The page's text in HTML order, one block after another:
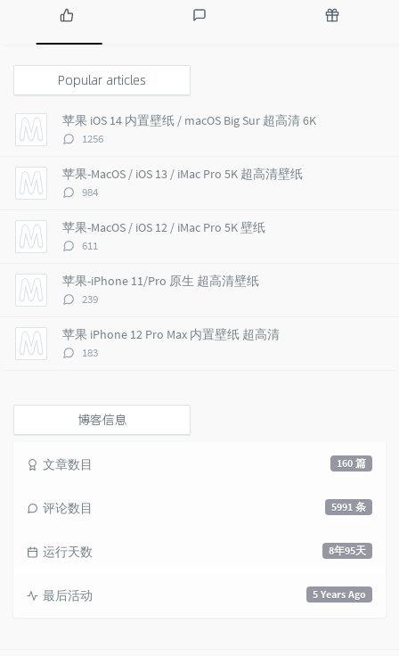
P
p
u
l
a
r
a
r
t
i
c
l
e
s
t
m
n
s
Popular articles
苹果 iOS 14 内置壁纸 / macOS Big Sur 超高清 6K
评
数：
1256
苹果-MacOS / iOS 13 / iMac Pro 5K 超高清壁纸
评
数：
984
苹果-MacOS / iOS 12 / iMac Pro 5K 壁纸
评
数：
611
苹果-iPhone 11/Pro 原生 超高清壁纸
评
数：
239
苹果 iPhone 12 Pro Max 内置壁纸 超高清
评
183
博客信息
160 篇
文章数目
5991 条
评论数目
8年95天
运行天数
5 Years Ago
最后活动